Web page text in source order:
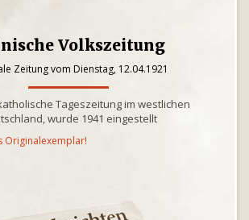
Volkszeitung
Zeitung vom Dienstag, 12.04.1921
Tageszeitung im westlichen
wurde 1941 eingestellt
Originalexemplar!